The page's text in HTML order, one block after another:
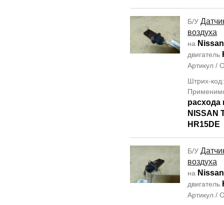
Б/У
воздуха
на
двигатель
Артикул /
Штрих-
расхода
NISSAN
HR15DE
Б/У
воздуха
на
двигатель
Артикул /